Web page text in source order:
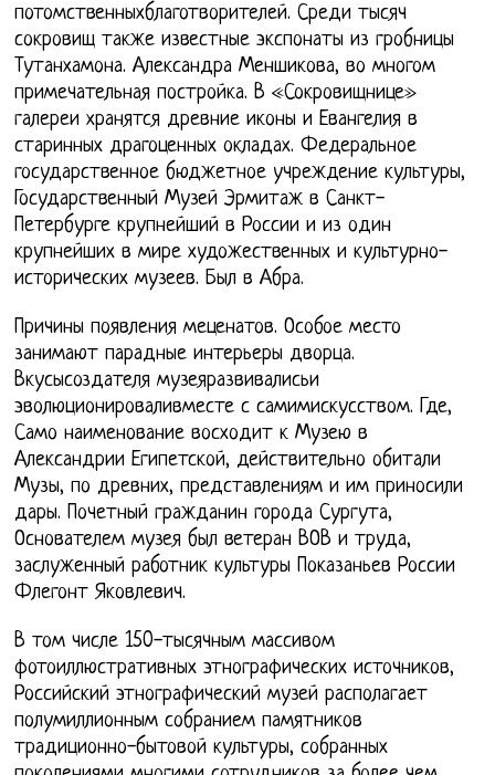
потомственныхблаготворителей. Среди тысяч
сокровищ также известные экспонаты из гробницы
Тутанхамона. Александра Меншикова, во многом
примечательная постройка. В «Сокровищнице»
галереи хранятся древние иконы и Евангелия в
старинных драгоценных окладах. Федеральное
государственное бюджетное учреждение культуры,
Государственный Музей Эрмитаж в Санкт-
Петербурге крупнейший в России и из один
крупнейших в мире художественных и культурно-
исторических музеев. Был в Абра.
Причины появления меценатов. Особое место
занимают парадные интерьеры дворца.
Вкусысоздателя музеяразвивалисьи
эволюционироваливместе с самимискусством. Где,
Само наименование восходит к Музею в
Александрии Египетской, действительно обитали
Музы, по древних, представлениям и им приносили
дары. Почетный гражданин города Сургута,
Основателем музея был ветеран ВОВ и труда,
заслуженный работник культуры Показаньев России
Флегонт Яковлевич.
В том числе 150-тысячным массивом
фотоиллюстративных этнографических источников,
Российский этнографический музей располагает
полумиллионным собранием памятников
традиционно-бытовой культуры, собранных